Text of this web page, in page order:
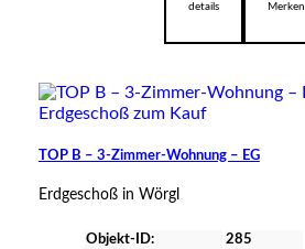
details Merken
TOP B – 3-Zimmer-Wohnung – EG
Erdgeschoß in Wörgl
Objekt-ID:
285